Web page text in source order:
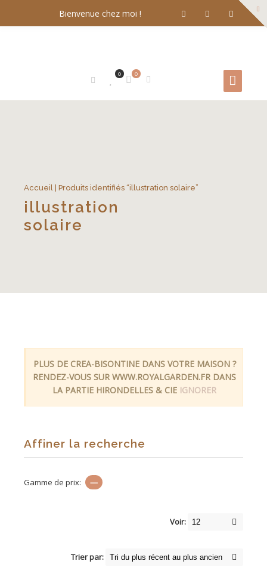
Bienvenue chez moi !
0
0
Accueil | Produits identifiés “illustration solaire”
illustration
solaire
PLUS DE CREA-BISONTINE DANS VOTRE MAISON ?
RENDEZ-VOUS SUR WWW.ROYALGARDEN.FR DANS
LA PARTIE HIRONDELLES & CIE IGNORER
Affiner la recherche
Gamme de prix: —
Voir:
Trier par: